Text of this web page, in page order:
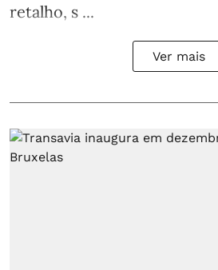
retalho, s ...
Ver mais